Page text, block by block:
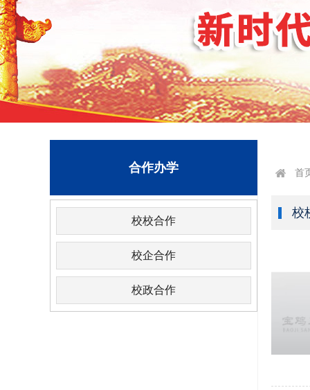
合作办学
校校合作
校企合作
校政合作
首
校